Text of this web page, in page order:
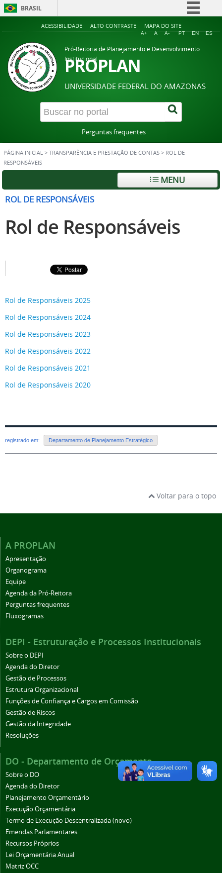
BRASIL
Simplifique!
Acesso à informação
Legislação
Canais
ACESSIBILIDADE ALTO CONTRASTE MAPA DO SITE
A+ A A- PT EN ES
Pró-Reitoria de Planejamento e Desenvolvimento
Institucional
PROPLAN
UNIVERSIDADE FEDERAL DO AMAZONAS
Perguntas frequentes
PÁGINA INICIAL > TRANSPARÊNCIA E PRESTAÇÃO DE CONTAS > ROL DE
RESPONSÁVEIS
MENU
ROL DE RESPONSÁVEIS
Rol de Responsáveis
Rol de Responsáveis 2025
Rol de Responsáveis 2024
Rol de Responsáveis 2023
Rol de Responsáveis 2022
Rol de Responsáveis 2021
Rol de Responsáveis 2020
registrado em: Departamento de Planejamento Estratégico
Voltar para o topo
A PROPLAN
Apresentação
Organograma
Equipe
Agenda da Pró-Reitora
Perguntas frequentes
Fluxogramas
DEPI - Estruturação e Processos Institucionais
Sobre o DEPI
Agenda do Diretor
Gestão de Processos
Estrutura Organizacional
Funções de Confiança e Cargos em Comissão
Gestão de Riscos
Gestão da Integridade
Resoluções
DO - Departamento de Orçamento
Sobre o DO
Agenda do Diretor
Planejamento Orçamentário
Execução Orçamentária
Termo de Execução Descentralizada (novo)
Emendas Parlamentares
Recursos Próprios
Lei Orçamentária Anual
Matriz OCC